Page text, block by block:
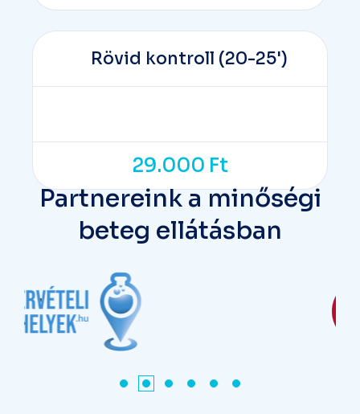
Rövid kontroll (20-25')
29.000 Ft
Partnereink a minőségi
beteg ellátásban